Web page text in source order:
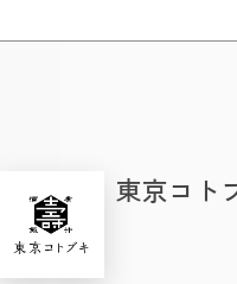
東京コト